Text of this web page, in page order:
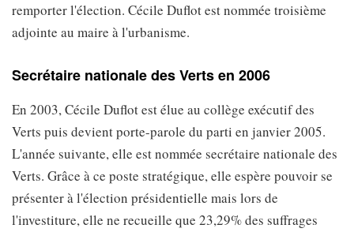
remporter l'élection. Cécile Duflot est nommée troisième
adjointe au maire à l'urbanisme.
Secrétaire nationale des Verts en 2006
En 2003, Cécile Duflot est élue au collège exécutif des
Verts puis devient porte-parole du parti en janvier 2005.
L'année suivante, elle est nommée secrétaire nationale des
Verts. Grâce à ce poste stratégique, elle espère pouvoir se
présenter à l'élection présidentielle mais lors de
l'investiture, elle ne recueille que 23,29% des suffrages